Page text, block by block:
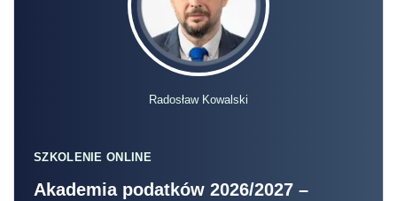
Radosław Kowalski
SZKOLENIE ONLINE
Akademia podatków 2026/2027 –